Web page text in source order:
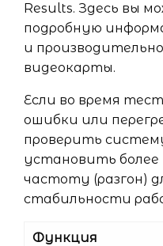
Results. Здесь вы
подробную
и
видеокарты.
Если во время
ошибки или
проверить
установить
частоту (разгон)
стабильности
Функция